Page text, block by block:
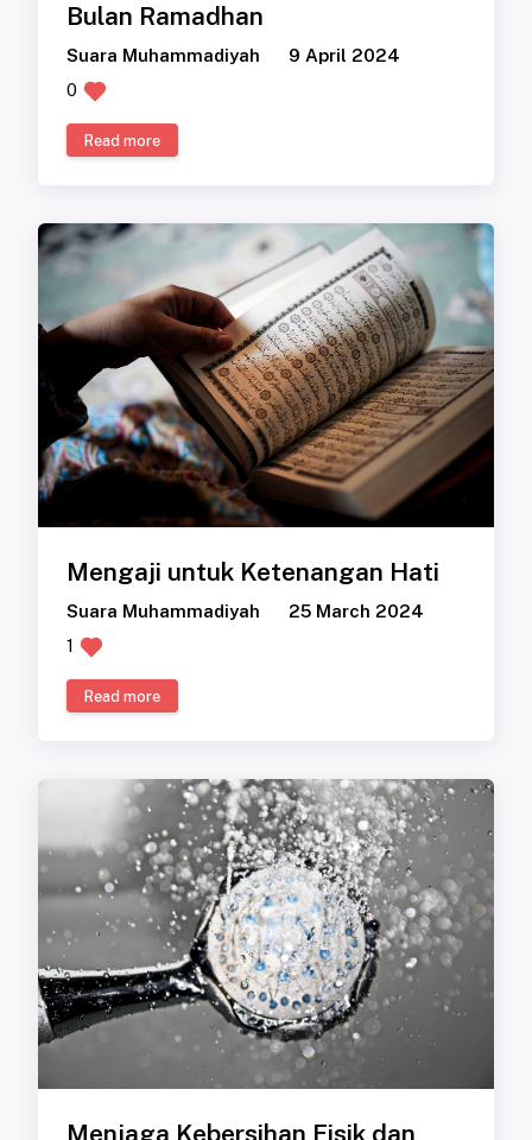
Bulan Ramadhan
Suara Muhammadiyah
9 April 2024
0
Read more
Mengaji untuk Ketenangan Hati
Suara Muhammadiyah
25 March 2024
1
Read more
Menjaga Kebersihan Fisik dan